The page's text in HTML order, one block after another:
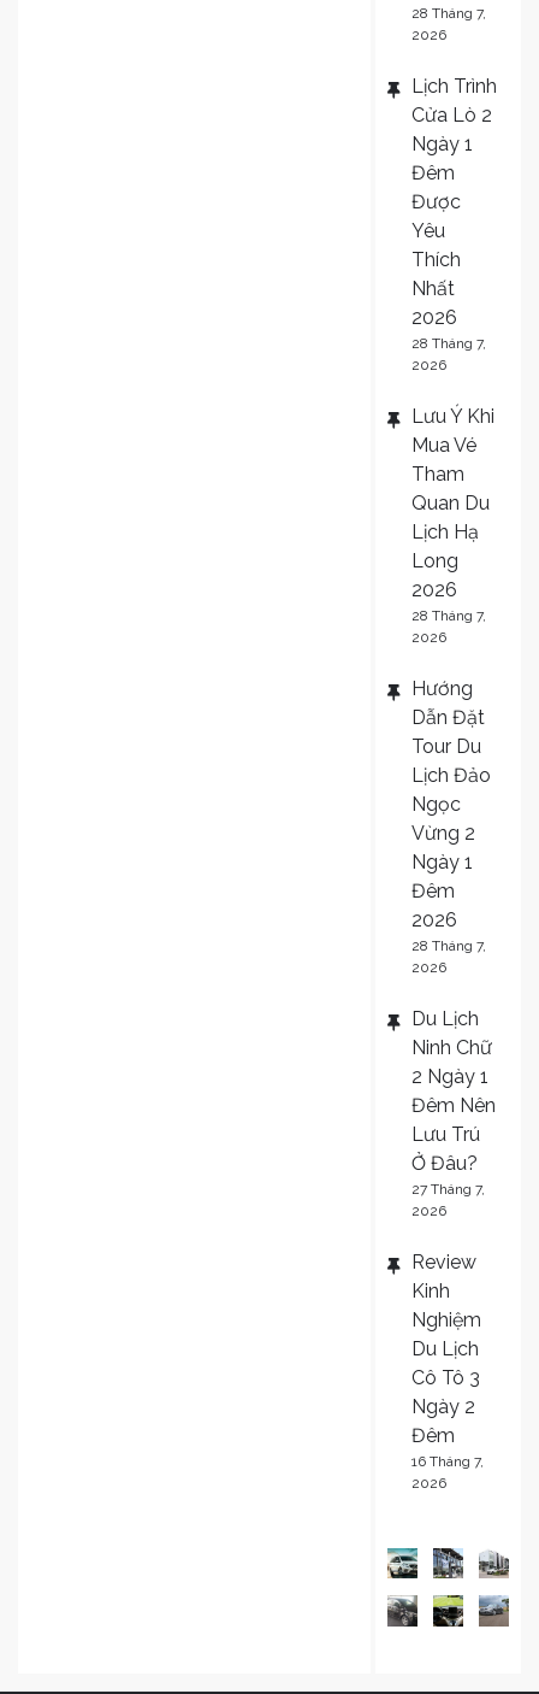
28 Tháng 7,
2026
Lịch Trình
Cửa Lò 2
Ngày 1
Đêm
Được
Yêu
Thích
Nhất
2026
28 Tháng 7,
2026
Lưu Ý Khi
Mua Vé
Tham
Quan Du
Lịch Hạ
Long
2026
28 Tháng 7,
2026
Hướng
Dẫn Đặt
Tour Du
Lịch Đảo
Ngọc
Vừng 2
Ngày 1
Đêm
2026
28 Tháng 7,
2026
Du Lịch
Ninh Chữ
2 Ngày 1
Đêm Nên
Lưu Trú
Ở Đâu?
27 Tháng 7,
2026
Review
Kinh
Nghiệm
Du Lịch
Cô Tô 3
Ngày 2
Đêm
16 Tháng 7,
2026